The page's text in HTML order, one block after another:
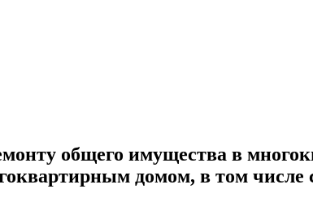
общего имущества в
домом, в том числе